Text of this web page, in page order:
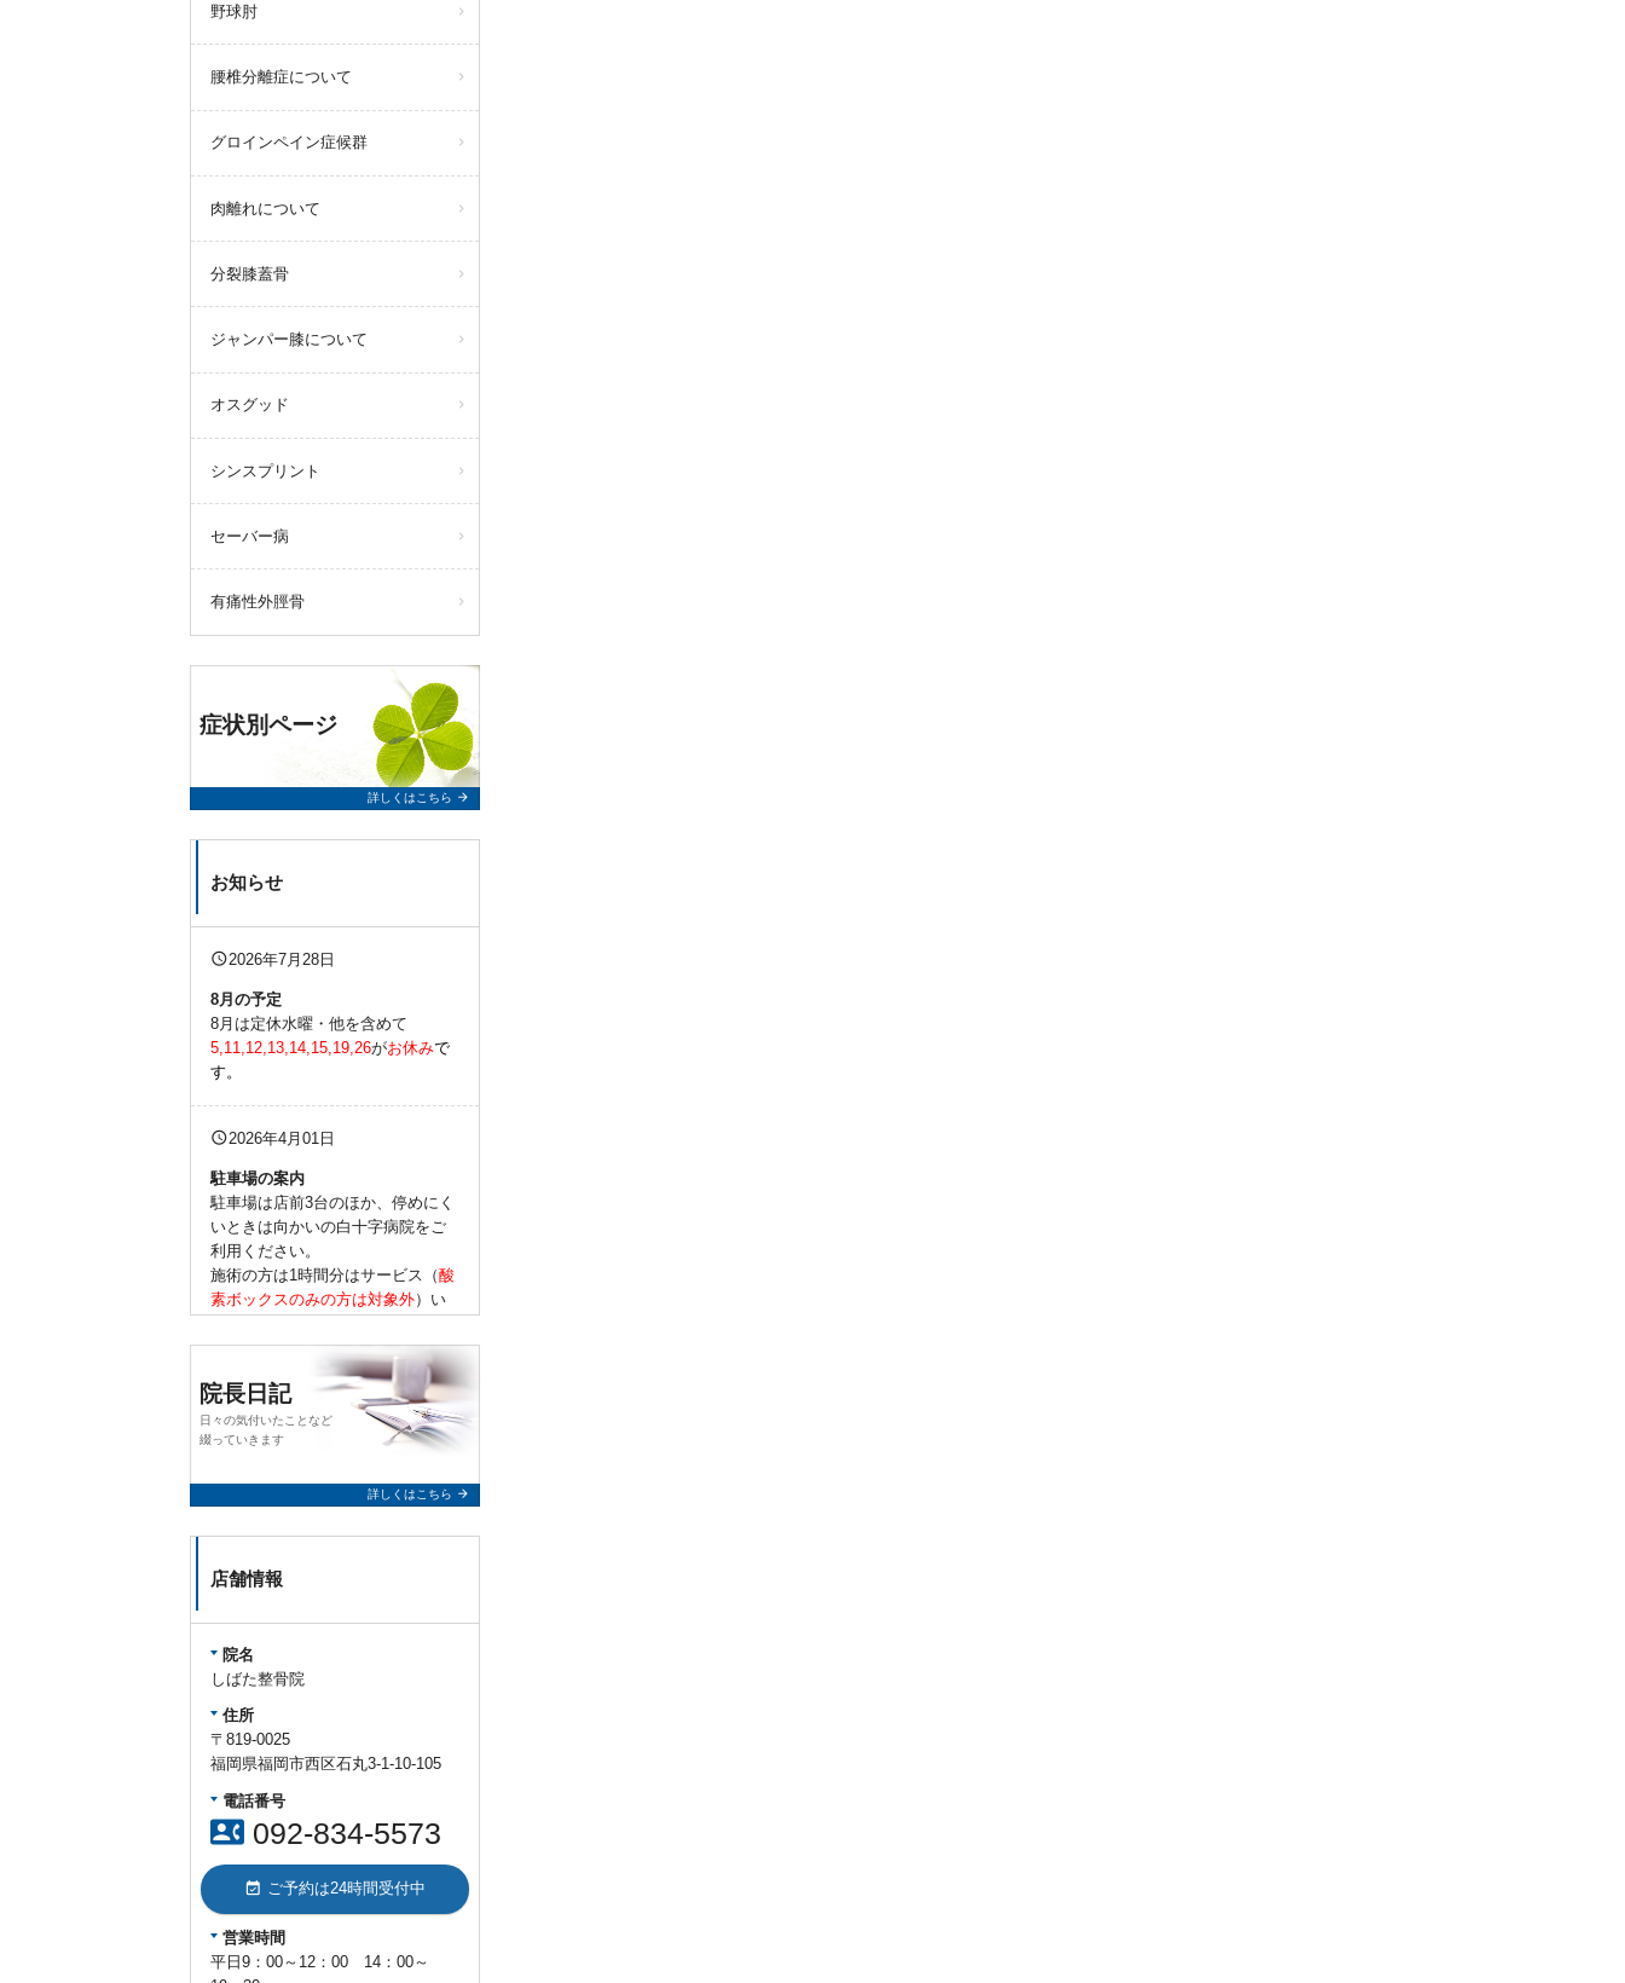
野球肘
腰椎分離症について
グロインペイン症候群
肉離れについて
分裂膝蓋骨
ジャンパー膝について
オスグッド
シンスプリント
セーバー病
有痛性外脛骨
症状別ページ
詳しくはこちら arrow_forward
お知らせ
query_builder2026年7月28日
8月の予定
8月は定休水曜・他を含めて
5,11,12,13,14,15,19,26がお休みで
す。
query_builder2026年4月01日
駐車場の案内
駐車場は店前3台のほか、停めにく
いときは向かいの白十字病院をご
利用ください。
施術の方は1時間分はサービス（酸
素ボックスのみの方は対象外）い
他店舗への駐車はご遠慮くださ
詳しくはスタッフかコチラをご参
照ください。
院長日記
日々の気付いたことなど
綴っていきます
詳しくはこちら arrow_forward
店舗情報
院名
しばた整骨院
住所
〒819-0025
福岡県福岡市西区石丸3-1-10-105
電話番号
contact_phone 092-834-5573
event_available ご予約は24時間受付中
営業時間
平日9：00～12：00 14：00～